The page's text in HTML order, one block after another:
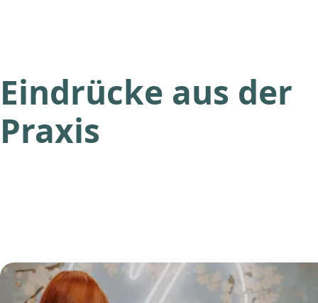
Eindrücke aus der
Praxis